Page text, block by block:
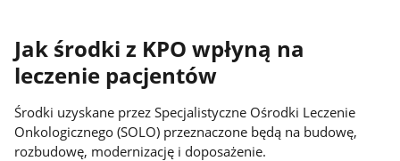
Jak środki z KPO wpłyną na
leczenie pacjentów
Środki uzyskane przez Specjalistyczne Ośrodki Leczenie
Onkologicznego (SOLO) przeznaczone będą na budowę,
rozbudowę, modernizację i doposażenie.